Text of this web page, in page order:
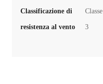
Classificazione di
resistenza al vento
Classe
3